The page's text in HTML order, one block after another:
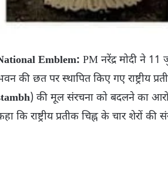
Emblem: PM नरेंद्र मोदी ने 11
की छत पर स्थापित किए गए राष्ट्रीय
) की मूल संरचना को बदलने का
कि राष्ट्रीय प्रतीक चिह्न के चार शेरों